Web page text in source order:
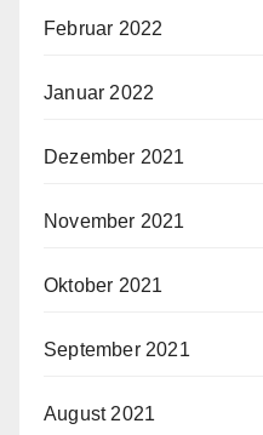
Februar 2022
Januar 2022
Dezember 2021
November 2021
Oktober 2021
September 2021
August 2021